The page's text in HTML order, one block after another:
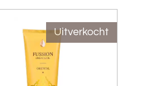
Uitverkocht